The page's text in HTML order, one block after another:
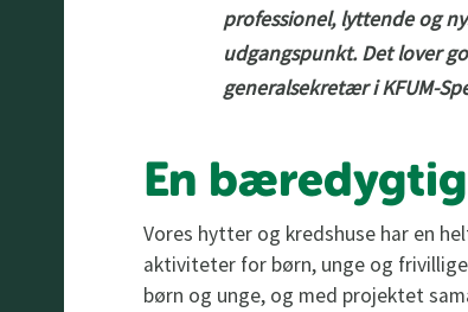
professionel, lyttende og
udgangspunkt. Det lover
generalsekretær i KFUM-
En
Vores hytter og kredshuse har en
aktiviteter for børn, unge og
børn og unge, og med projektet